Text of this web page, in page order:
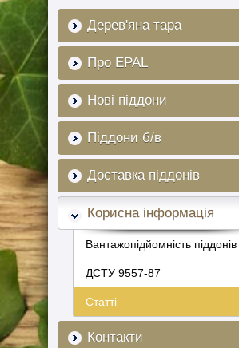
Дерев'яна тара
Про EPAL
Нові піддони
Піддони б/в
Доставка піддонів
Корисна інформація
Вантажопідйомність піддонів
ДСТУ 9557-87
Статті
Контакти